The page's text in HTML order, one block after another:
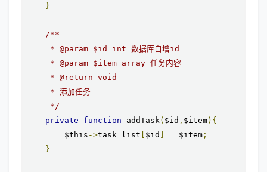
}
/**
     * @param $id int 数据库自增id
     * @param $item array 任务内容
     * @return void
     * 添加任务
     */
private
function addTask ( $id , $item ){
        $this
->task_list $id = $item ;
}